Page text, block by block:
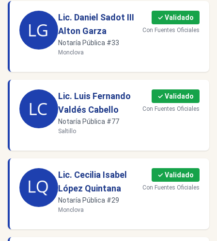
Lic. Daniel Sadot III
Alton Garza
Notaría Pública #33
Monclova
✓ Validado
Con Fuentes Oficiales
Lic. Luis Fernando
Valdés Cabello
Notaría Pública #77
Saltillo
✓ Validado
Con Fuentes Oficiales
Lic. Cecilia Isabel
López Quintana
Notaría Pública #29
Monclova
✓ Validado
Con Fuentes Oficiales